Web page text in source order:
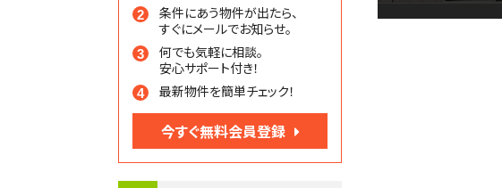
条件にあう物件が出たら、
すぐにメールでお知らせ。
何でも気軽に相談。
安心サポート付き！
最新物件を簡単チェック！
今すぐ無料会員登録